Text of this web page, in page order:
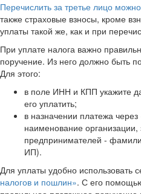
Перечислить за третье лицо можно
также страховые взносы, кроме
уплаты такой же, как и при
При уплате налога важно
поручение. Из него должно быть
Для этого:
в поле ИНН и КПП укажите
его уплатить;
в назначении платежа
наименование организации,
предпринимателей -
ИП).
Для уплаты удобно использовать
налогов и пошлин». С его